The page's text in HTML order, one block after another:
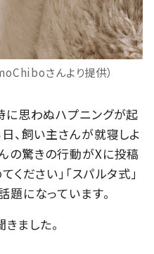
さんより提供）
に思わぬハプニングが起
日、飼い主さんが就寝しよ
の驚きの行動がXに投稿
ください」「スパルタ式」
題になっています。
ました。